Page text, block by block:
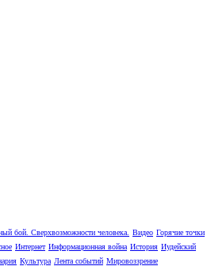
бой. Сверхвозможности человека. Видео Горячие точки
Интернет Информационная война История Иудейский
Культура Лента событий Мировоззрение